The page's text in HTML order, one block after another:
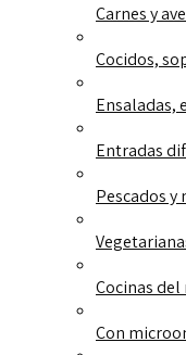
Carnes y
Cocidos,
Ensaladas,
Entradas
Pescados y
Cocinas
Con